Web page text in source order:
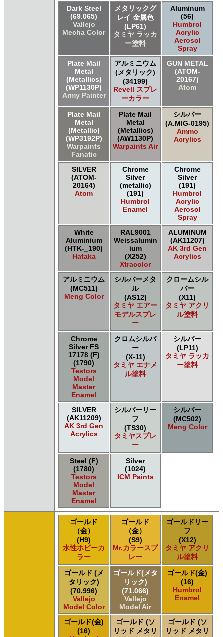
Dark Steel
(69.065)
Vallejo
Mecha Color
メタリックグ
レイ 金属色
(LP61)
タミヤ ラッカ
ー塗料
Aluminum
(56)
Humbrol
Acrylic
Aerosol
Spray
Plate Mail
Metal
(Metallics)
(WP1130P)
Army Painter
アルミニウム
(メタリック)
(34199)
Revell スプレ
ーカラー
GUN METAL
(ATOM-
20167)
Atom
Plate Mail
Metal
(Metallic)
(WP3192P)
Warpaints
Fanatic
Plate Mail
Metal
(Metallics)
(AW1130P)
Warpaints Air
シルバー
(A.MIG-0195)
Ammo
Acrylics
SILVER
(ATOM-
20164)
Atom
Chrome
Silver
(metallic)
(191)
Humbrol
Enamel
Chrome
Silver
(191)
Humbrol
Acrylic
Aerosol
Spray
White
Aluminium
(HTK-_190)
Hataka
RAL9001
Weissalumin
ium
(X252)
Xtracolor
ALUMINUM
(AK11207)
AK 3rd Gen
Acrylics
アルミニウム
(MC511)
Meng Color
シルバーメタ
ル
(AS12)
タミヤ エアー
モデルスプレ
ー
クロームシル
バー
(X11)
タミヤ アクリ
ル塗料
Chrome
Silver FS
17178 (F)
(1790)
Testors
Model
Master
Enamel
クロムシルバ
ー
(X-11)
タミヤ エナメ
ル塗料
シルバー
(LP11)
タミヤ ラッカ
ー塗料
SILVER
(AK11209)
AK 3rd Gen
Acrylics
シルバーリー
フ
(TS30)
タミヤスプレ
ー
シルバー
(MC502)
Meng Color
Steel (F)
(1780)
Testors
Model
Master
Enamel
Silver
(1024)
ICM Paints
ゴールド
（金）
(H9)
水性ホビーカ
ラー
ゴールド
（金）
(S9)
Mr.カラースプ
レー
ゴールドリー
フ
(X12)
タミヤ アクリ
ル塗料
ゴールド (メ
タリック)
(70.996)
Vallejo
Model Color
ゴールド(メタ
リック)
(71.066)
Vallejo
Model Air
ゴールド(金)
(16)
Humbrol
Enamel
ゴールド(金)
(16)
ゴールド (ソ
リッド メタリ
ゴールド (ソ
リッド メタリ